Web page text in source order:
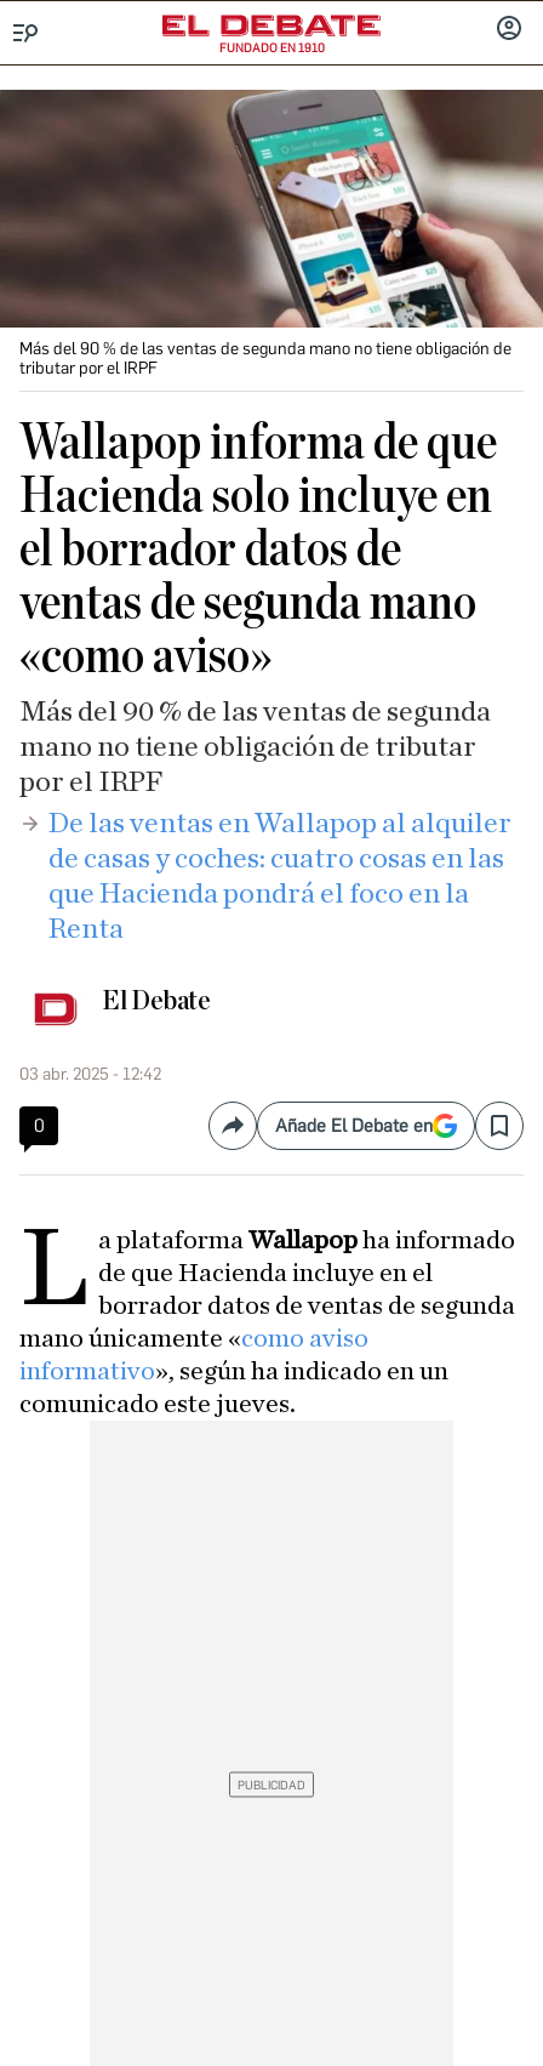
FUNDADO EN 1910
Más del 90 % de las ventas de segunda mano no tiene obligación de
tributar por el IRPF
Wallapop informa de que
Hacienda solo incluye en
el borrador datos de
ventas de segunda mano
«como aviso»
Más del 90 % de las ventas de segunda
mano no tiene obligación de tributar
por el IRPF
​De las ventas en Wallapop al alquiler
de casas y coches: cuatro cosas en las
que Hacienda pondrá el foco en la
Renta
El Debate
03 abr. 2025 - 12:42
0 CompartirAñade El Debate en Save
L a plataformaWallapopha informado
de que Hacienda incluye en el
borrador datos de ventas de segunda
mano únicamente «como aviso
informativo», según ha indicado en un
comunicado este jueves.